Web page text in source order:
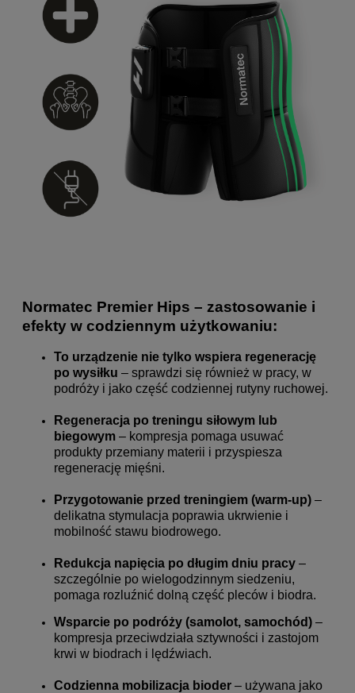
Normatec Premier Hips – zastosowanie i
efekty w codziennym użytkowaniu:
To urządzenie nie tylko wspiera regenerację
po wysiłku – sprawdzi się również w pracy, w
podróży i jako część codziennej rutyny ruchowej.
Regeneracja po treningu siłowym lub
biegowym – kompresja pomaga usuwać
produkty przemiany materii i przyspiesza
regenerację mięśni.
Przygotowanie przed treningiem (warm-up) –
delikatna stymulacja poprawia ukrwienie i
mobilność stawu biodrowego.
Redukcja napięcia po długim dniu pracy –
szczególnie po wielogodzinnym siedzeniu,
pomaga rozluźnić dolną część pleców i biodra.
Wsparcie po podróży (samolot, samochód) –
kompresja przeciwdziała sztywności i zastojom
krwi w biodrach i lędźwiach.
Codzienna mobilizacja bioder – używana jako